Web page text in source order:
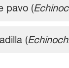
pavo (
(